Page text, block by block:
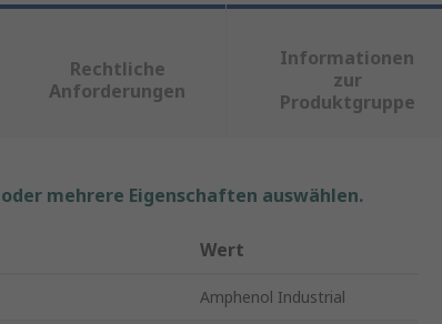
Rechtliche
Anforderungen
Informationen
zur
Produktgruppe
mehrere Eigenschaften auswählen.
Wert
Amphenol Industrial